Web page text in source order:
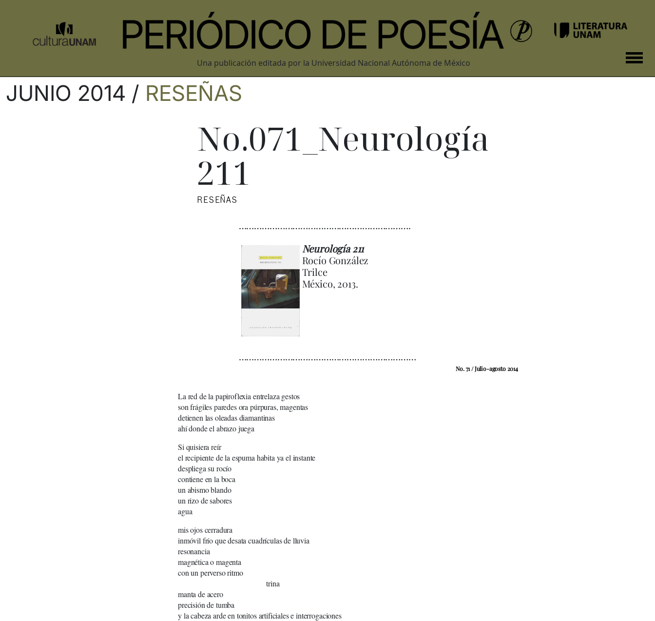
Una publicación editada por la Universidad Nacional Autónoma de México
JUNIO 2014 / RESEÑAS
No.071_Neurología
211
RESEÑAS
………………………………………………………….
Neurología 211
Rocío González
Trilce
México, 2013.
……………………………………………………………
No. 71 / Julio-agosto 2014
La red de la papiroflexia entrelaza gestos
son frágiles paredes ora púrpuras, magentas
detienen las oleadas diamantinas
ahí donde el abrazo juega
Si quisiera reír
el recipiente de la espuma habita ya el instante
despliega su rocío
contiene en la boca
un abismo blando
un rizo de sabores
agua
mis ojos cerradura
inmóvil frío que desata cuadrículas de lluvia
resonancia
magnética o magenta
con un perverso ritmo
trina
manta de acero
precisión de tumba
y la cabeza arde en tonitos artificiales e interrogaciones